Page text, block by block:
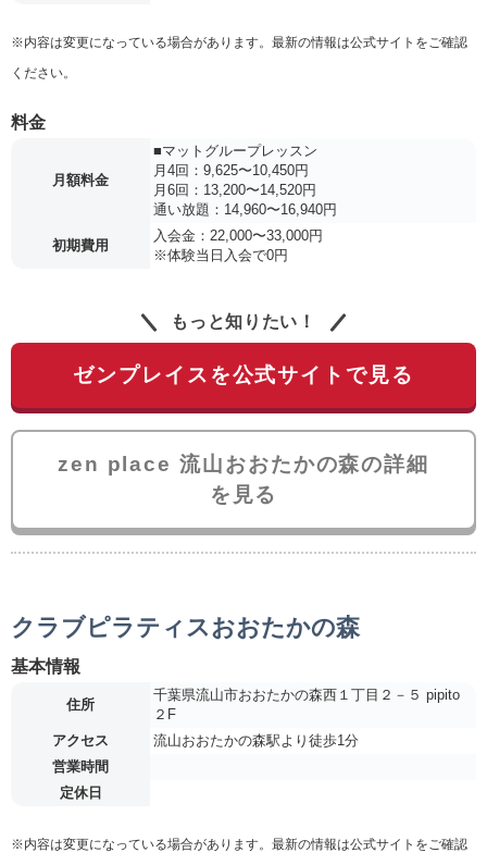
※内容は変更になっている場合があります。最新の情報は公式サイトをご確認
ください。
料金
月額料金
■マットグループレッスン
月4回：9,625〜10,450円
月6回：13,200〜14,520円
通い放題：14,960〜16,940円
初期費用
入会金：22,000〜33,000円
※体験当日入会で0円
もっと知りたい！
ゼンプレイスを公式サイトで見る
zen place 流山おおたかの森の詳細
を見る
クラブピラティスおおたかの森
基本情報
住所
千葉県流山市おおたかの森西１丁目２－５ pipito
２F
アクセス
流山おおたかの森駅より徒歩1分
営業時間
定休日
※内容は変更になっている場合があります。最新の情報は公式サイトをご確認